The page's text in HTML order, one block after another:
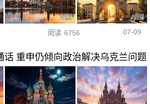
阅读 6756 07-09
话 重申仍倾向政治解决乌克兰问题